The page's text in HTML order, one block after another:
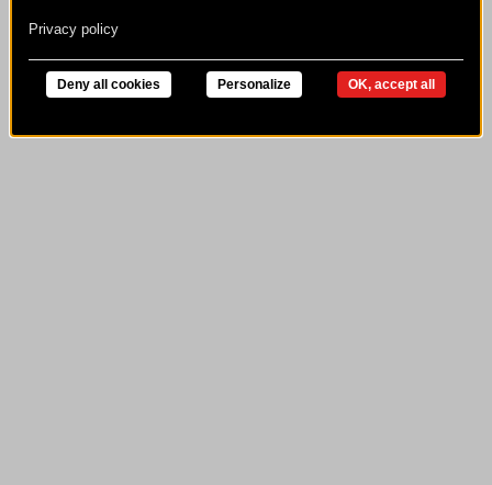
OK, accept all
Deny all cookies Personalize
Privacy policy